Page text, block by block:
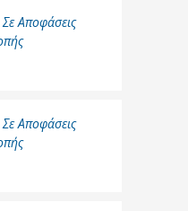
Σε Αποφάσεις
Σε Αποφάσεις